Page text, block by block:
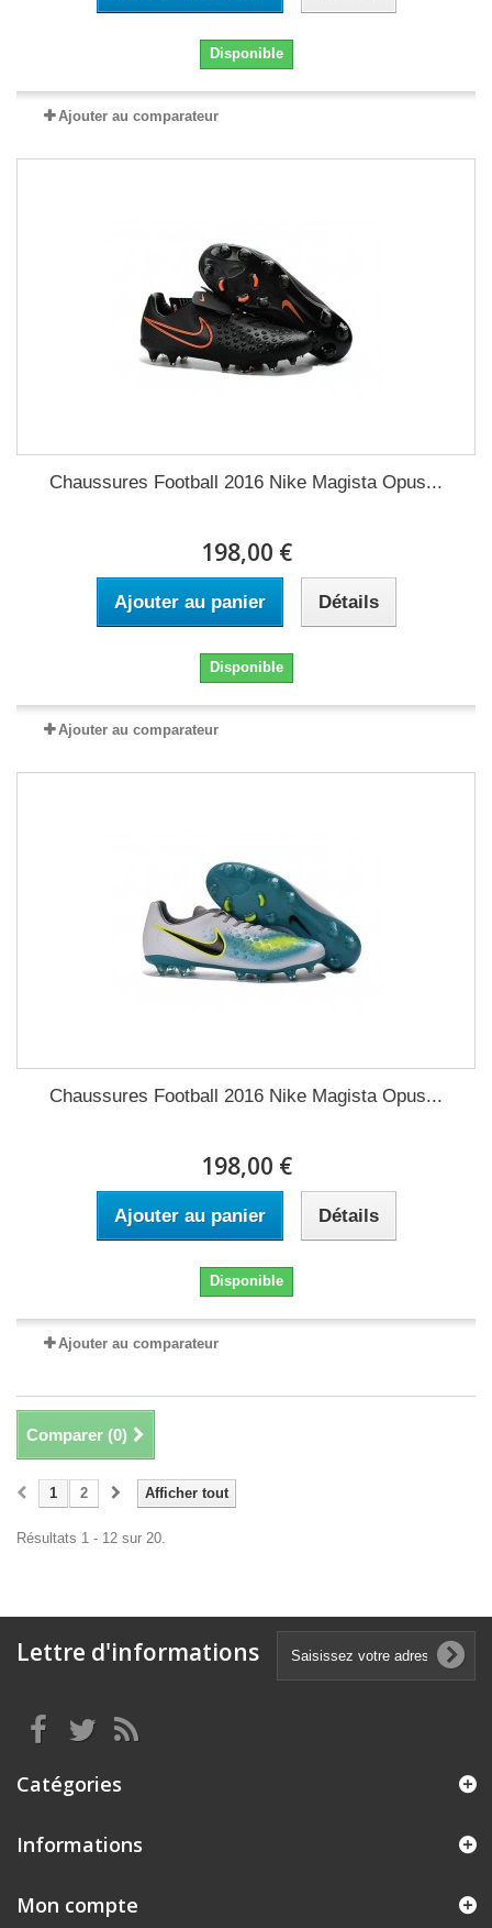
Disponible
Ajouter au comparateur
Chaussures Football 2016 Nike Magista Opus...
198,00 €
Ajouter au panier Détails
Disponible
Ajouter au comparateur
Chaussures Football 2016 Nike Magista Opus...
198,00 €
Ajouter au panier Détails
Disponible
Ajouter au comparateur
Comparer (0)
Afficher tout
1 2
Résultats 1 - 12 sur 20.
Lettre d'informations
Catégories
Informations
Mon compte